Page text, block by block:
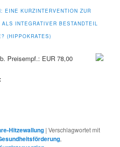
EINE KURZINTERVENTION ZUR
INTEGRATIVER BESTANDTEIL
(HIPPOKRATES)
Preisempf.: EUR 78,00
Hitzewallung |Verschlagwortet mit
,